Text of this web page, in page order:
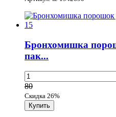
Бронхомишка
пак...
80
Скидка 26%